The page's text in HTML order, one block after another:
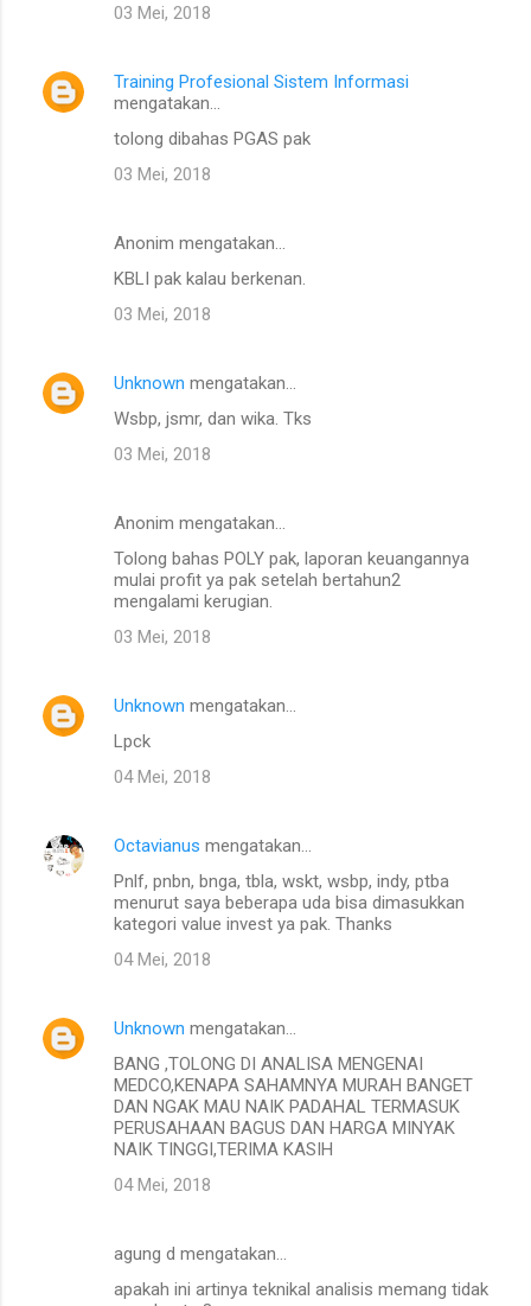
03 Mei, 2018
Training Profesional Sistem Informasi
mengatakan…
tolong dibahas PGAS pak
03 Mei, 2018
Anonim mengatakan…
KBLI pak kalau berkenan.
03 Mei, 2018
Unknown mengatakan…
Wsbp, jsmr, dan wika. Tks
03 Mei, 2018
Anonim mengatakan…
Tolong bahas POLY pak, laporan keuangannya
mulai profit ya pak setelah bertahun2
mengalami kerugian.
03 Mei, 2018
Unknown mengatakan…
Lpck
04 Mei, 2018
Octavianus mengatakan…
Pnlf, pnbn, bnga, tbla, wskt, wsbp, indy, ptba
menurut saya beberapa uda bisa dimasukkan
kategori value invest ya pak. Thanks
04 Mei, 2018
Unknown mengatakan…
BANG ,TOLONG DI ANALISA MENGENAI
MEDCO,KENAPA SAHAMNYA MURAH BANGET
DAN NGAK MAU NAIK PADAHAL TERMASUK
PERUSAHAAN BAGUS DAN HARGA MINYAK
NAIK TINGGI,TERIMA KASIH
04 Mei, 2018
agung d mengatakan…
apakah ini artinya teknikal analisis memang tidak